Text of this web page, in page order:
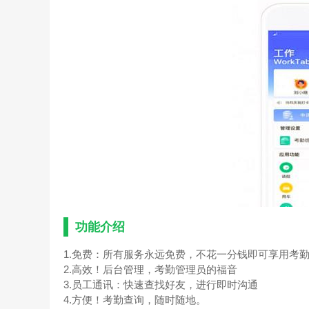
功能介绍
1.免费：所有服务永远免费，不花一分钱即可享用考
2.高效！后台管理，考勤管理员的福音
3.员工通讯：快速查找好友，进行即时沟通
4.方便！考勤查询，随时随地。